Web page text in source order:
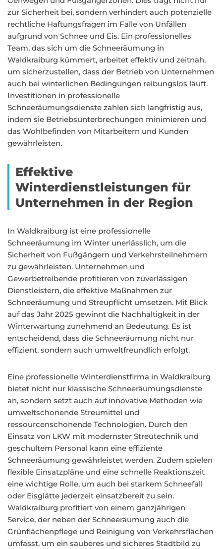
zur Sicherheit bei, sondern verhindert auch potenzielle
rechtliche Haftungsfragen im Falle von Unfällen
aufgrund von Schnee und Eis. Ein professionelles
Team, das sich um die Schneeräumung in
Waldkraiburg kümmert, arbeitet effektiv und zeitnah,
um sicherzustellen, dass der Betrieb von Unternehmen
auch bei winterlichen Bedingungen reibungslos läuft.
Investitionen in professionelle
Schneeräumungsdienste zahlen sich langfristig aus,
indem sie Betriebsunterbrechungen minimieren und
das Wohlbefinden von Mitarbeitern und Kunden
gewährleisten.
Effektive
Winterdienstleistungen für
Unternehmen in der Region
In Waldkraiburg ist eine professionelle
Schneeräumung im Winter unerlässlich, um die
Sicherheit von Fußgängern und Verkehrsteilnehmern
zu gewährleisten. Unternehmen und
Gewerbetreibende profitieren von zuverlässigen
Dienstleistern, die effektive Maßnahmen zur
Schneeräumung und Streupflicht umsetzen. Mit Blick
auf das Jahr 2025 gewinnt die Nachhaltigkeit in der
Winterwartung zunehmend an Bedeutung. Es ist
entscheidend, dass die Schneeräumung nicht nur
effizient, sondern auch umweltfreundlich erfolgt.
Eine professionelle Winterdienstfirma in Waldkraiburg
bietet nicht nur klassische Schneeräumungsdienste
an, sondern setzt auch auf innovative Methoden wie
umweltschonende Streumittel und
ressourcenschonende Technologien. Durch den
Einsatz von LKW mit modernster Streutechnik und
geschultem Personal kann eine effiziente
Schneeräumung gewährleistet werden. Zudem spielen
flexible Einsatzpläne und eine schnelle Reaktionszeit
eine wichtige Rolle, um auch bei starkem Schneefall
oder Eisglätte jederzeit einsatzbereit zu sein.
Waldkraiburg profitiert von einem ganzjährigen
Service, der neben der Schneeräumung auch die
Grünflächenpflege und Reinigung von Verkehrsflächen
umfasst, um ein sauberes und sicheres Stadtbild zu